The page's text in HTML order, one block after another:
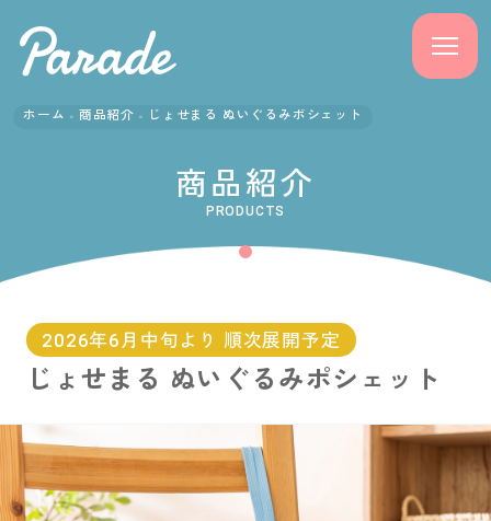
よくある質問
会社概要
採用情報
サポート
お問い合わせ
ホーム 商品紹介 じょせまる ぬいぐるみポシェット
商品紹介
PRODUCTS
2026年6月中旬より 順次展開予定
じょせまる ぬいぐるみポシェット